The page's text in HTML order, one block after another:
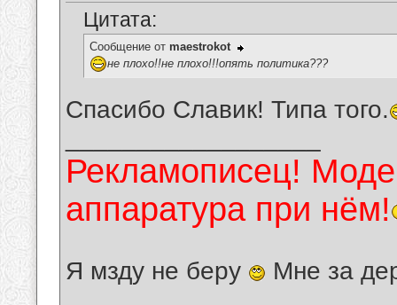
Цитата:
Сообщение от maestrokot
не плохо!!не плохо!!!опять политика???
Спасибо Славик! Типа того.
Рекламописец!
аппаратура при нём!
Я мзду не беру Мне за